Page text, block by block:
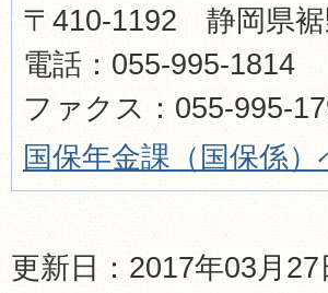
〒410-1192 静岡県
電話：055-995-1814
ファクス：055-995-
国保年金課（国保係
更新日：2017年03月27